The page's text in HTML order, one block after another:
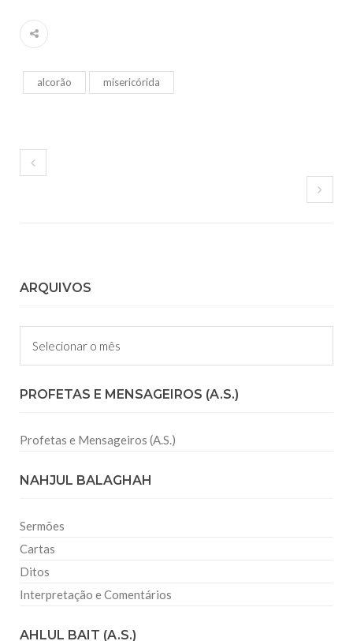
alcorão misericórida
ARQUIVOS
Arquivos
PROFETAS E MENSAGEIROS (A.S.)
Profetas e Mensageiros (A.S.)
NAHJUL BALAGHAH
Sermões
Cartas
Ditos
Interpretação e Comentários
AHLUL BAIT (A.S.)